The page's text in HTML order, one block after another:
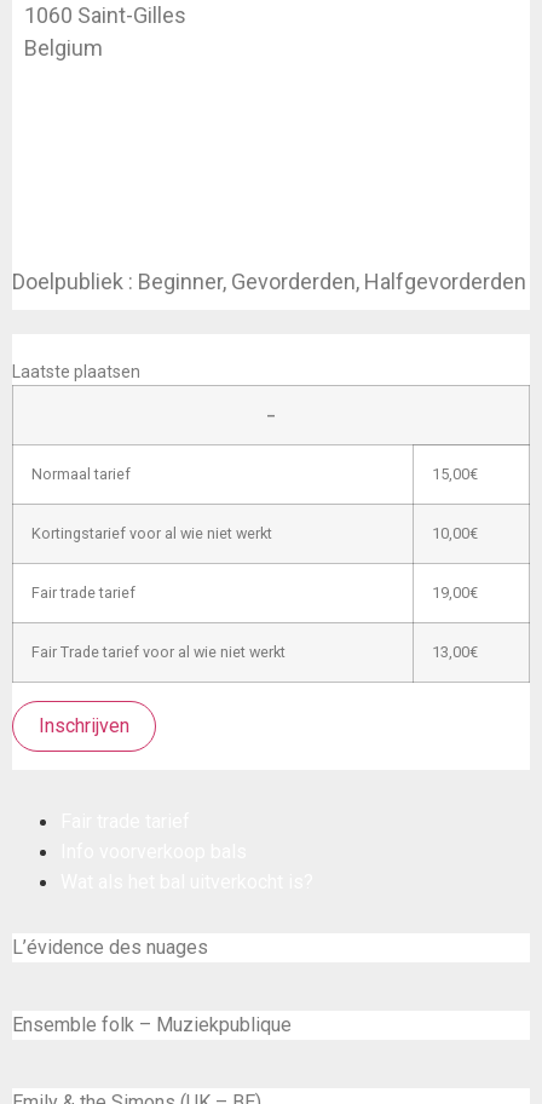
1060 Saint-Gilles
Belgium
Doelpubliek : Beginner, Gevorderden, Halfgevorderden
Laatste plaatsen
–
Normaal tarief 15,00€
Kortingstarief voor al wie niet werkt 10,00€
Fair trade tarief 19,00€
Fair Trade tarief voor al wie niet werkt 13,00€
Inschrijven
L’évidence des nuages
Ensemble folk – Muziekpublique